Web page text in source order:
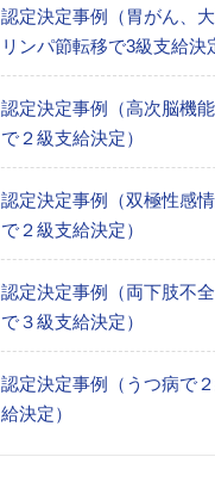
認定決定事例（胃がん、
リンパ節転移で3級支給決
認定決定事例（高次脳機
で２級支給決定）
認定決定事例（双極性感
で２級支給決定）
認定決定事例（両下肢不
で３級支給決定）
認定決定事例（うつ病で
給決定）